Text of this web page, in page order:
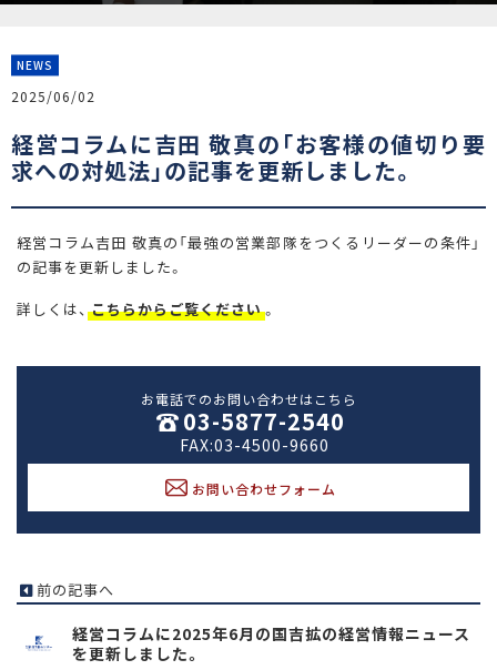
NEWS
2025/06/02
経営コラムに吉田 敬真の「お客様の値切り要
求への対処法」の記事を更新しました。
経営コラム吉田 敬真の「最強の営業部隊をつくるリーダーの条件」
の記事を更新しました。
詳しくは、 こちらからご覧ください。
お電話でのお問い合わせはこちら
03-5877-2540
FAX:03-4500-9660
お問い合わせフォーム
前の記事へ
経営コラムに2025年6月の国吉拡の経営情報ニュース
を更新しました。